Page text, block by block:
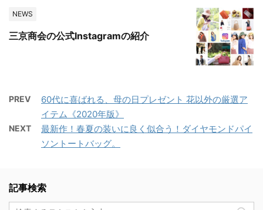
NEWS
三京商会の公式Instagramの紹介
PREV
60代に喜ばれる、母の日プレゼント 花以外の厳選ア
イテム《2020年版》
NEXT
最新作！春夏の装いに良く似合う！ダイヤモンドパイ
ソントートバッグ。
記事検索